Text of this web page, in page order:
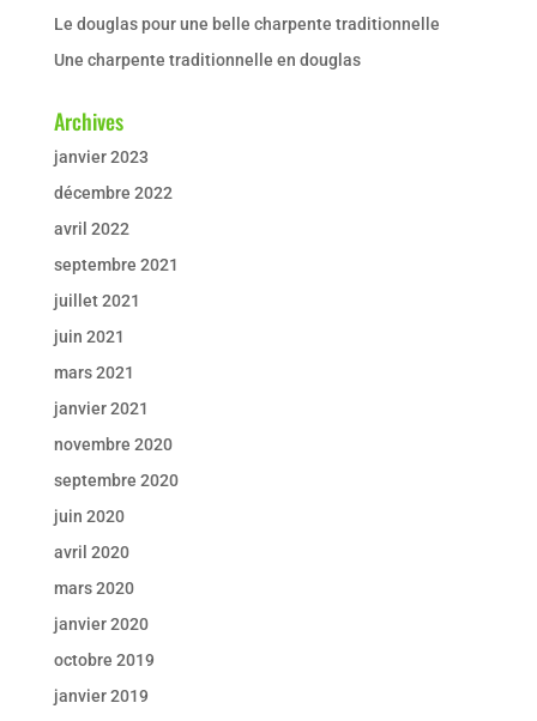
Le douglas pour une belle charpente traditionnelle
Une charpente traditionnelle en douglas
Archives
janvier 2023
décembre 2022
avril 2022
septembre 2021
juillet 2021
juin 2021
mars 2021
janvier 2021
novembre 2020
septembre 2020
juin 2020
avril 2020
mars 2020
janvier 2020
octobre 2019
janvier 2019